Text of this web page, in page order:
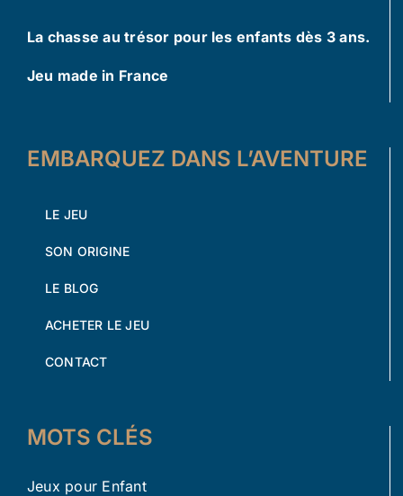
La chasse au trésor pour les enfants dès 3 ans.
Jeu made in France
EMBARQUEZ DANS L’AVENTURE
LE JEU
SON ORIGINE
LE BLOG
ACHETER LE JEU
CONTACT
MOTS CLÉS
Jeux pour Enfant